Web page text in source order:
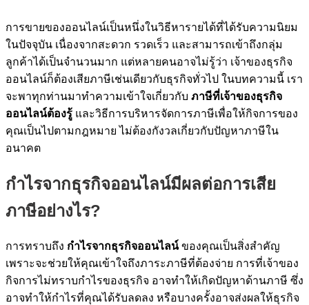
การขายของออนไลน์เป็นหนึ่งในวิธีหารายได้ที่ได้รับความนิยม
ในปัจจุบัน เนื่องจากสะดวก รวดเร็ว และสามารถเข้าถึงกลุ่ม
ลูกค้าได้เป็นจำนวนมาก แต่หลายคนอาจไม่รู้ว่า เจ้าของธุรกิจ
ออนไลน์ก็ต้องเสียภาษีเช่นเดียวกับธุรกิจทั่วไป ในบทความนี้ เรา
จะพาทุกท่านมาทำความเข้าใจเกี่ยวกับ ภาษีที่เจ้าของธุรกิจ
ออนไลน์ต้องรู้ และวิธีการบริหารจัดการภาษีเพื่อให้กิจการของ
คุณเป็นไปตามกฎหมาย ไม่ต้องกังวลเกี่ยวกับปัญหาภาษีใน
อนาคต
กำไรจากธุรกิจออนไลน์มีผลต่อการเสีย
ภาษีอย่างไร?
การทราบถึง กำไรจากธุรกิจออนไลน์ของคุณเป็นสิ่งสำคัญ
เพราะจะช่วยให้คุณเข้าใจถึงภาระภาษีที่ต้องจ่าย การที่เจ้าของ
กิจการไม่ทราบกำไรของธุรกิจ อาจทำให้เกิดปัญหาด้านภาษี ซึ่ง
อาจทำให้กำไรที่คุณได้รับลดลง หรือบางครั้งอาจส่งผลให้ธุรกิจ